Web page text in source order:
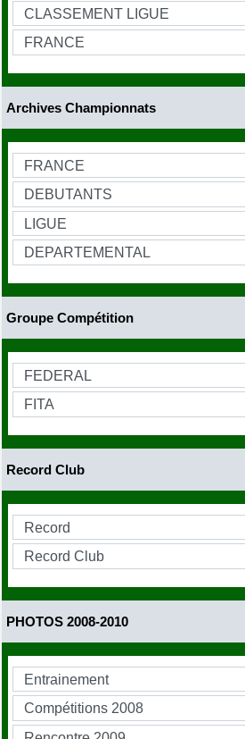
Archives Championnats
Groupe Compétition
Record Club
PHOTOS 2008-2010